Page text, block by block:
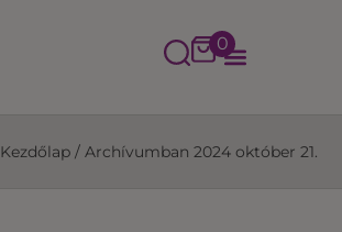
0
Kezdőlap / Archívumban 2024 október 21.